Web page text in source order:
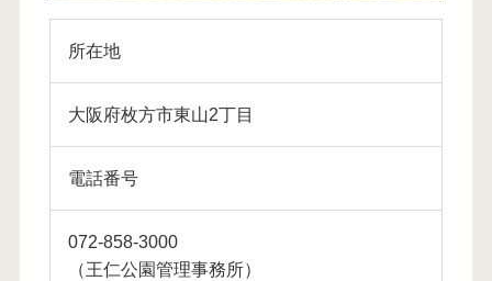
所在地
大阪府枚方市東山2丁目
電話番号
072-858-3000
（王仁公園管理事務所）